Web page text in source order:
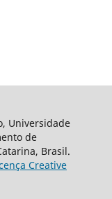
Universidade
de
Brasil.
Creative